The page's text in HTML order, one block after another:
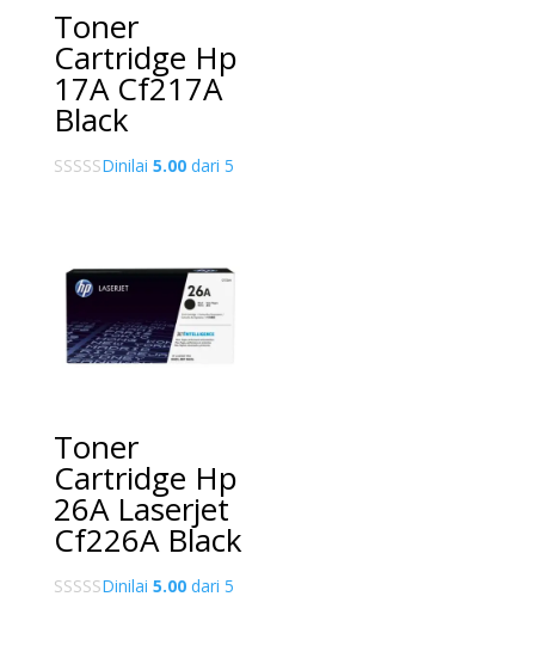
Toner
Cartridge Hp
17A Cf217A
Black
Dinilai 5.00dari 5
Toner
Cartridge Hp
26A Laserjet
Cf226A Black
Dinilai 5.00dari 5